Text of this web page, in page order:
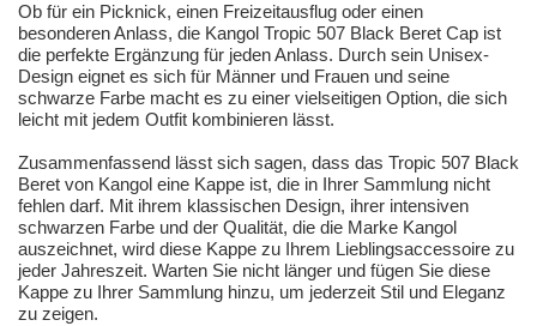
Ob für ein Picknick, einen Freizeitausflug oder einen
besonderen Anlass, die Kangol Tropic 507 Black Beret Cap ist
die perfekte Ergänzung für jeden Anlass. Durch sein Unisex-
Design eignet es sich für Männer und Frauen und seine
schwarze Farbe macht es zu einer vielseitigen Option, die sich
leicht mit jedem Outfit kombinieren lässt.
Zusammenfassend lässt sich sagen, dass das Tropic 507 Black
Beret von Kangol eine Kappe ist, die in Ihrer Sammlung nicht
fehlen darf. Mit ihrem klassischen Design, ihrer intensiven
schwarzen Farbe und der Qualität, die die Marke Kangol
auszeichnet, wird diese Kappe zu Ihrem Lieblingsaccessoire zu
jeder Jahreszeit. Warten Sie nicht länger und fügen Sie diese
Kappe zu Ihrer Sammlung hinzu, um jederzeit Stil und Eleganz
zu zeigen.